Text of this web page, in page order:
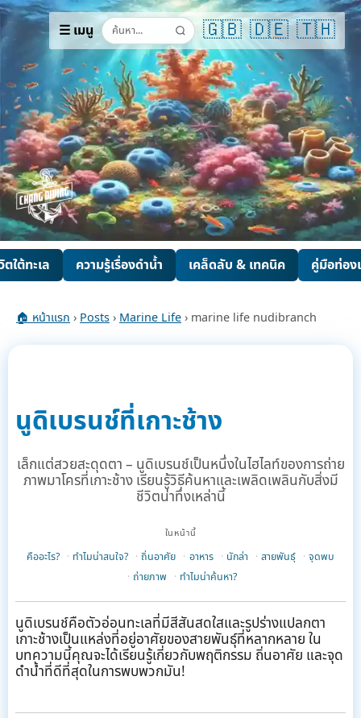
☰ เมนู 🇬🇧 🇩🇪 🇹🇭
ใต้ทะเล ความรู้เรื่องดำน้ำ เคล็ดลับ & เทคนิค คู่มือท่อง
🏠 หน้าแรก › Posts› Marine Life› marine life nudibranch
นูดิเบรนช์ที่เกาะช้าง
เล็กแต่สวยสะดุดตา – นูดิเบรนช์เป็นหนึ่งในไฮไลท์ของการถ่าย
ภาพมาโครที่เกาะช้าง เรียนรู้วิธีค้นหาและเพลิดเพลินกับสิ่งมี
ชีวิตน่าทึ่งเหล่านี้
ในหน้านี้
คืออะไร? ทำไมน่าสนใจ? ถิ่นอาศัย อาหาร นักล่า สายพันธุ์
จุดพบ
ถ่ายภาพ
ทำไมน่าค้นหา?
นูดิเบรนช์คือตัวอ่อนทะเลที่มีสีสันสดใสและรูปร่างแปลกตา
เกาะช้างเป็นแหล่งที่อยู่อาศัยของสายพันธุ์ที่หลากหลาย ใน
บทความนี้คุณจะได้เรียนรู้เกี่ยวกับพฤติกรรม ถิ่นอาศัย และจุด
ดำน้ำที่ดีที่สุดในการพบพวกมัน!